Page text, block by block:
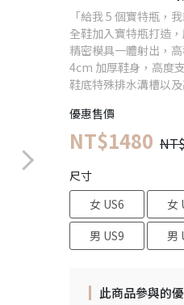
「給我 5 個寶特瓶，
全鞋加入寶特瓶打造
精密模具一體射出，
4cm 加厚鞋身，高度
鞋底特殊排水溝槽以
優惠售價
NT$1480
尺寸
女 US6
女
男 US9
男
此商品參與的